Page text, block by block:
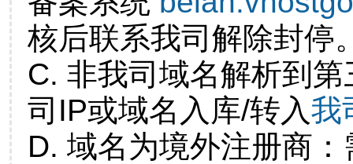
核后联系我司解除封停
C. 非我司域名解析到
司IP或域名入库/转入我
D. 域名为境外注册商